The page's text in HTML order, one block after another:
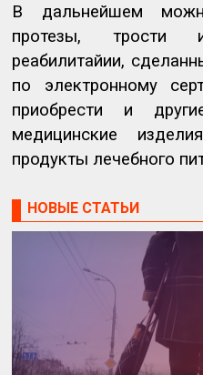
В дальнейшем
протезы, трости
реабилитайии,
по электронному
приобрести и
медицинские
продукты лечебного
НОВЫЕ СТАТЬИ